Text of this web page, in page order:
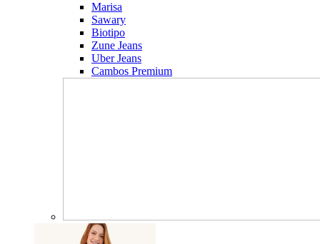
Marisa
Sawary
Biotipo
Zune Jeans
Uber Jeans
Cambos Premium